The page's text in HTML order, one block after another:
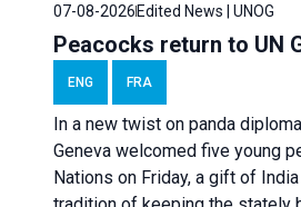
07-08-2026Edited News | UNOG
Peacocks return to UN
ENG FRA
In a new twist on panda
Geneva welcomed five young
Nations on Friday, a gift of